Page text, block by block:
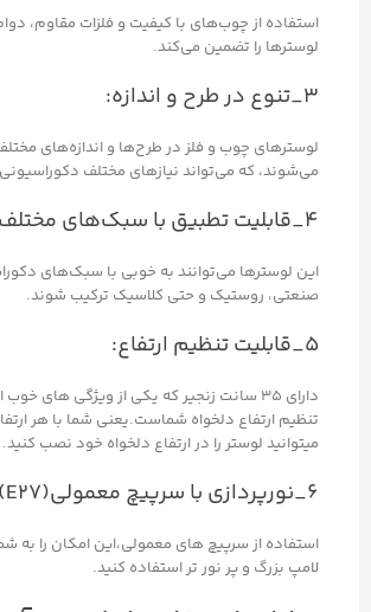
استفاده از چوب‌های با کیفیت و فلزات مقاوم،
لوسترها را تضمین می‌کند.
۳_تنوع در طرح و اندازه:
لوسترهای چوب و فلز در طرح‌ها و اندازه‌های
می‌شوند، که می‌تواند نیازهای مختلف دکوراسیونی
۴_قابلیت تطبیق با سبک‌های مختلف:
این لوسترها می‌توانند به خوبی با سبک‌های
صنعتی، روستیک و حتی کلاسیک ترکیب شوند.
۵_قابلیت تنظیم ارتفاع:
دارای 35 سانت زنجیر که یکی از ویژگی های
تنظیم ارتفاع دلخواه شماست.یعنی شما با هر
میتوانید لوستر را در ارتفاع دلخواه خود نصب کنید.
۶_نورپردازی با سرپیچ معمولی(E27):
استفاده از سرپیچ های معمولی،این امکان را به
لامپ بزرگ و پر نور تر استفاده کنید.